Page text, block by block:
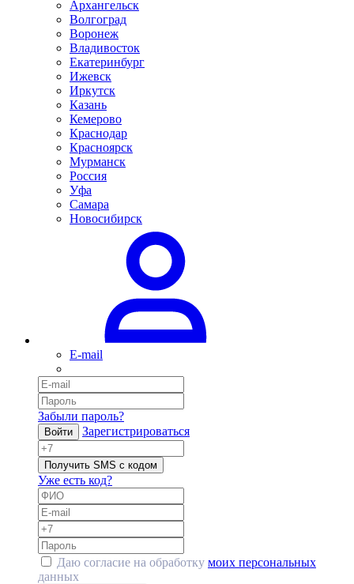
Архангельск
Волгоград
Воронеж
Владивосток
Екатеринбург
Ижевск
Иркутск
Казань
Кемерово
Краснодар
Красноярск
Мурманск
Россия
Уфа
Самара
Новосибирск
E-mail
Забыли пароль?
Войти Зарегистрироваться
Получить SMS с кодом
Уже есть код?
Даю согласие на обработку моих персональных
данных